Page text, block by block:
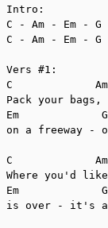
Intro:
C - Am - Em - G
C - Am - Em - G
Vers #1:
C             Am
Pack your bags,
Em             G
on a freeway -
C             Am
Where you'd
Em             G
is over - it's